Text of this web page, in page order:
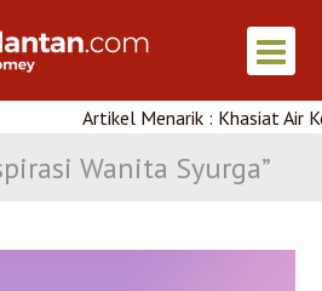
Menarik : Khasiat Air Kelapa Muda
Wanita Syurga”